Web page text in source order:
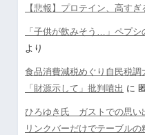
【悲報】プロテイン、高すぎ
「子供が飲みそう…」ペプシ
より
食品消費減税めぐり自民税
「財源示して」批判噴出 に
ひろゆき氏 ガストでの思い
リンクバーだけでテーブル